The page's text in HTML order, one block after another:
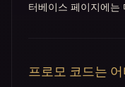
터베이스 페이지에는
프로모 코드는